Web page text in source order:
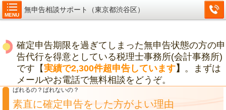
MENU
無申告相談サポート（東京都渋谷区）
確定申告期限を過ぎてしまった無申告状態の方の申
告代行を得意としている税理士事務所(会計事務所)
です【実績で2,300件超申告しています】 。まずは
メールやお電話で無料相談をどうぞ。
ばれるの？ばれないの？
素直に確定申告をした方がよい理由